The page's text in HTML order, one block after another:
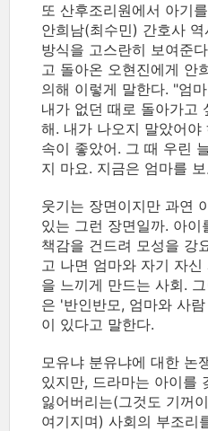
또 산후조리원에서 아기
안희남(최수민) 간호사
방식을 고스란히 보여준
고 돌아온 오현진에게 안
의해 이렇게 말한다. "엄
내가 없던 때로 돌아가고
해. 내가 나오지 말았어야
속이 좋았어. 그 때 우린
지 마요. 지금은 엄마를
웃기는 장면이지만 과연
있는 그런 장면일까. 아
책감을 건드려 모성을 강
고 나면 엄마와 자기 자
을 느끼게 만드는 사회.
은 '반인반모, 엄마와 사
이 있다고 말한다.
모유냐 분유냐에 대한 논
있지만, 드라마는 아이를
잃어버리는(그것도 기꺼
여기지며) 사회의 부조리